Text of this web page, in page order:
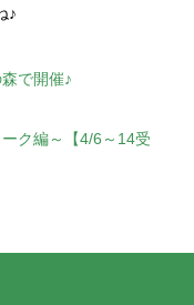
♪
で開催♪
ク編～【4/6～14受